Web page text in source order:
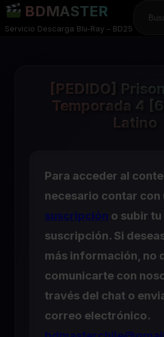
BDMASTER
Servicio Descarga Blu-Ray – BD25
[PEDIDO]
Temporada 4
Latino
Para acceder al
necesario contar con
suscripción o subir
suscripción. Si
más información, no
comunicarte con
través del chat o
correo electrónico.